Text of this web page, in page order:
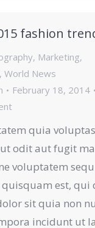
fashion
, Marketing,
, World News
February 18, 2014
quia
odit aut fugit
voluptatem
est, qui
sit quia non
incidunt ut